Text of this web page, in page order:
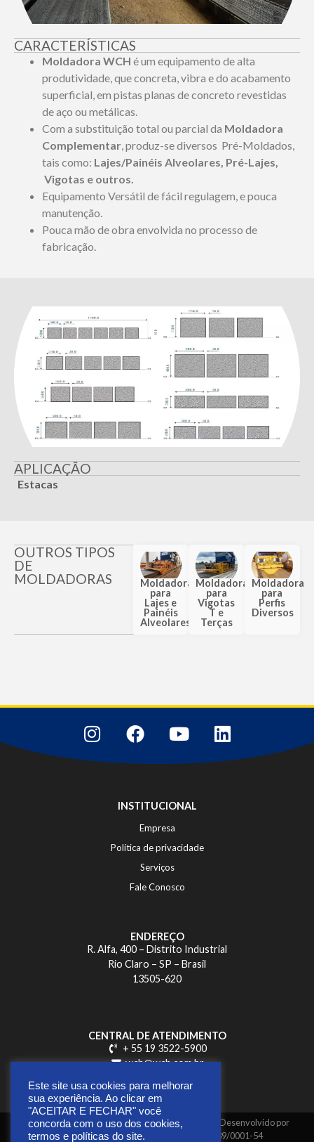
CARACTERÍSTICAS
Moldadora WCH é um equipamento de alta
produtividade, que concreta, vibra e do acabamento
superficial, em pistas planas de concreto revestidas
de aço ou metálicas.
Com a substituição total ou parcial da Moldadora
Complementar , produz-se diversos Pré-Moldados,
tais como: Lajes/Painéis Alveolares, Pré-Lajes,
Vigotas e outros.
Equipamento Versátil de fácil regulagem, e pouca
manutenção.
Pouca mão de obra envolvida no processo de
fabricação.
APLICAÇÃO
Estacas
OUTROS TIPOS
DE
MOLDADORAS
Moldadora
para
Lajes e
Painéis
Alveolares
Moldadora
para
Vigotas
T e
Terças
Moldadora
para
Perfis
Diversos
INSTITUCIONAL
Empresa
Política de privacidade
Serviços
Fale Conosco
ENDEREÇO
R. Alfa, 400 – Distrito Industrial
Rio Claro – SP – Brasil
13505-620
CENTRAL DE ATENDIMENTO
+ 55 19 3522-5900
wch@wch.com.br
Copyright © 2026 | Todos os direitos reservados | Desenvolvido por
GUAXINIM Mídia Digital |
CNPJ 41.269.639/0001-54
Este site usa cookies para melhorar
sua experiência. Ao clicar em
"ACEITAR E FECHAR" você
concorda com o uso dos cookies,
termos e políticas do site.